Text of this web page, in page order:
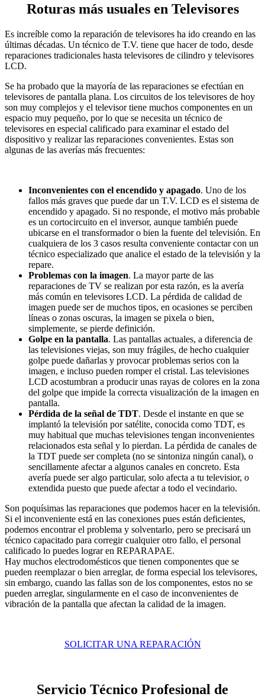
Roturas más usuales en Televisores
Es increíble como la reparación de televisores ha ido creando en las
últimas décadas. Un técnico de T.V. tiene que hacer de todo, desde
reparaciones tradicionales hasta televisores de cilindro y televisores
LCD.
Se ha probado que la mayoría de las reparaciones se efectúan en
televisores de pantalla plana. Los circuitos de los televisores de hoy
son muy complejos y el televisor tiene muchos componentes en un
espacio muy pequeño, por lo que se necesita un técnico de
televisores en especial calificado para examinar el estado del
dispositivo y realizar las reparaciones convenientes. Estas son
algunas de las averías más frecuentes:
Inconvenientes con el encendido y apagado. Uno de los
fallos más graves que puede dar un T.V. LCD es el sistema de
encendido y apagado. Si no responde, el motivo más probable
es un cortocircuito en el inversor, aunque también puede
ubicarse en el transformador o bien la fuente del televisión. En
cualquiera de los 3 casos resulta conveniente contactar con un
técnico especializado que analice el estado de la televisión y la
repare.
Problemas con la imagen. La mayor parte de las
reparaciones de TV se realizan por esta razón, es la avería
más común en televisores LCD. La pérdida de calidad de
imagen puede ser de muchos tipos, en ocasiones se perciben
líneas o zonas oscuras, la imagen se pixela o bien,
simplemente, se pierde definición.
Golpe en la pantalla. Las pantallas actuales, a diferencia de
las televisiones viejas, son muy frágiles, de hecho cualquier
golpe puede dañarlas y provocar problemas serios con la
imagen, e incluso pueden romper el cristal. Las televisiones
LCD acostumbran a producir unas rayas de colores en la zona
del golpe que impide la correcta visualización de la imagen en
pantalla.
Pérdida de la señal de TDT. Desde el instante en que se
implantó la televisión por satélite, conocida como TDT, es
muy habitual que muchas televisiones tengan inconvenientes
relacionados esta señal y lo pierdan. La pérdida de canales de
la TDT puede ser completa (no se sintoniza ningún canal), o
sencillamente afectar a algunos canales en concreto. Esta
avería puede ser algo particular, solo afecta a tu televisior, o
extendida puesto que puede afectar a todo el vecindario.
Son poquísimas las reparaciones que podemos hacer en la televisión.
Si el inconveniente está en las conexiones pues están deficientes,
podemos encontrar el problema y solventarlo, pero se precisará un
técnico capacitado para corregir cualquier otro fallo, el personal
calificado lo puedes lograr en REPARAPAE.
Hay muchos electrodomésticos que tienen componentes que se
pueden reemplazar o bien arreglar, de forma especial los televisores,
sin embargo, cuando las fallas son de los componentes, estos no se
pueden arreglar, singularmente en el caso de inconvenientes de
vibración de la pantalla que afectan la calidad de la imagen.
SOLICITAR UNA REPARACIÓN
Servicio Técnico Profesional de